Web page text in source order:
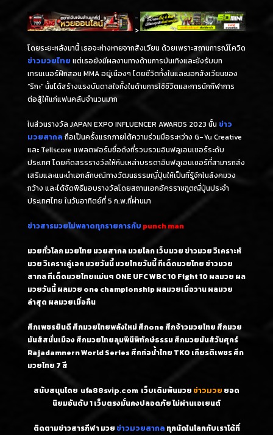
-
>
โดยระยะหลังมานี้ เธอจะห่างหายจากสังเวียน ด้วยเพราะสถานการณ์โควิด
ข่าวมวยไทย แต่เธอยังมีผลงานทางด้านการบันเทิงและยังรับบท
เทรนเนอร์ฝึกสอน MMA อยู่เนืองๆ โดยชีวิตทั้งในและนอกสังเวียนของ
“ริกะ” นั้นได้สร้างแรงบันดาลใจทั้งในด้านการใช้ชีวิตและการนักกีฬาการ
ต่อสู้ให้แก่แฟนคลับจำนวนมาก
ในส่วนรางวัล JAPAN EXPO INFLUENCER AWARDS 2023 นั้น ข่าว
มวยสากล ถือเป็นครั้งแรกภายใต้ความร่วมมือระหว่าง G-Yu Creative
และ Tellscore แพลตฟอร์มชื่อดังที่รวบรวมอินฟลูเอนเซอร์ระดับ
ประเทศ โดยคัดสรรรางวัลให้กับเหล่าบรรดาอินฟลูเอนเซอร์ที่สามารถส่ง
เสริมและแนะนำเอกลักษณ์ทางวัฒนธรรมญี่ปุ่นให้เป็นที่รู้จักในสังคมวง
กว้าง และได้จัดพิธีมอบรางวัลโดยสถานเอกอัครราชฑูตญี่ปุ่นประจำ
ประเทศไทย ในวันอาทิตย์ที่ 5 ก.พ.ที่ผ่านมา
ข่าวสารมวยไม่พลาดทุกรายการกับ punch man
มวยทั่วโลก มวยไทย มวยสากล มวยโลก เว็บมวย ข่าวมวย วิเคราะห์
มวย วิเคราะคู่เอก มวยวันนี้ มวยไทยวันนี้ ทีเด็ดมวยไทย ข่าวมวย
สากล ทีเด็ดมวยไทยแม่นๆ ONE UFC WBC 10 Fight 10 ผลมวย ผล
มวยวันนี้ ผลมวย one championship ผลมวยเมื่อวาน ผลมวย
ล่าสุด ผลมวยเมื่อคืน
ศึกเพชรยินดี ศึกมวยไทยพลังใหม่ ศึกone ศึกจ้าวมวยไทย ศึกมวย
มันส์สนั่นเมือง ศึกมวยไทยลุมพินีพิทักษ์ธรรม ศึกมวยมันส์วันศุกร์
Rajadamnern World Series ศึกท่อน้ำไทย TKO เกียรติเพชร ศึก
มวยไทย 7 สี
สนับสนุนโดย ufa88svip.com เว็บเดิมพันมวย ข่าวมวย ยอด
นิยมอันดับ 1เว็บตรงมั่นคงปลอดภัย ไม่ผ่านเอเยนต์
ติดตามข่าวสารกีฬา มวย ข่าวมวยสากล ทุกนัดในโลกกับเราได้ที่